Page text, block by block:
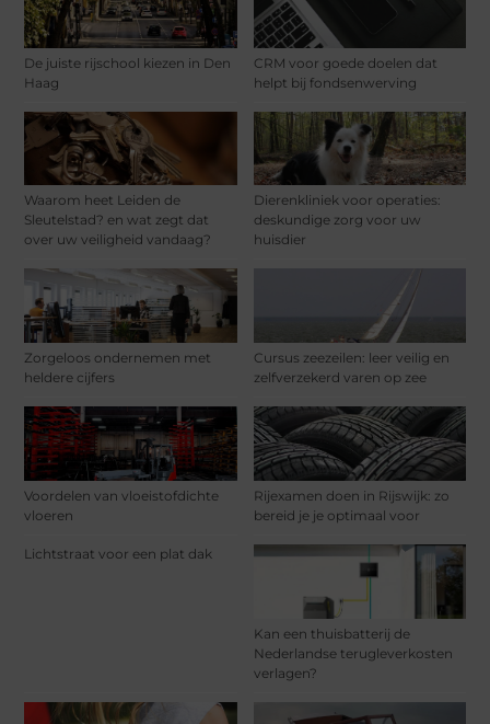
De juiste rijschool kiezen in Den
Haag
CRM voor goede doelen dat
helpt bij fondsenwerving
Waarom heet Leiden de
Sleutelstad? en wat zegt dat
over uw veiligheid vandaag?
Dierenkliniek voor operaties:
deskundige zorg voor uw
huisdier
Zorgeloos ondernemen met
heldere cijfers
Cursus zeezeilen: leer veilig en
zelfverzekerd varen op zee
Voordelen van vloeistofdichte
vloeren
Rijexamen doen in Rijswijk: zo
bereid je je optimaal voor
Lichtstraat voor een plat dak
Kan een thuisbatterij de
Nederlandse terugleverkosten
verlagen?